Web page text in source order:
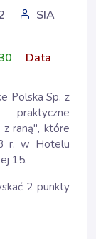
SIA
Data
Polska Sp. z
raną", które
r. w Hotelu
15.
2 punkty